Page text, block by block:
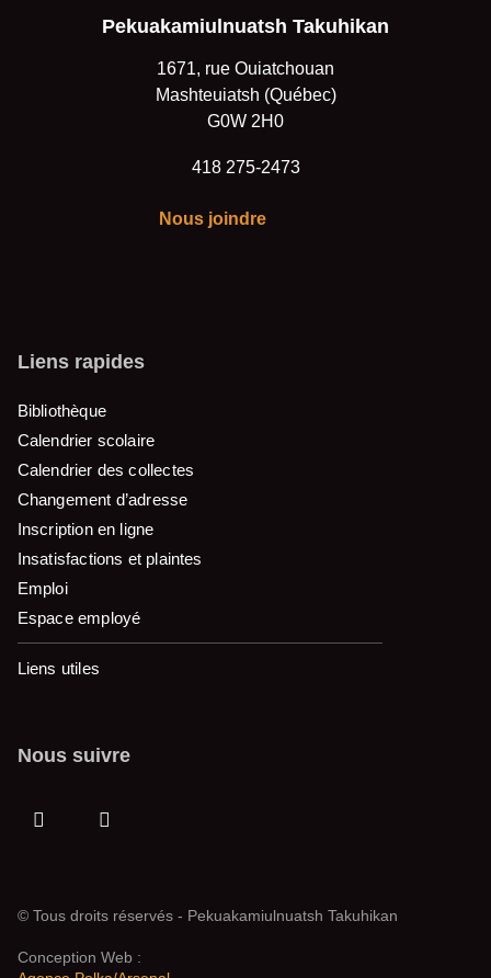
Pekuakamiulnuatsh Takuhikan
1671, rue Ouiatchouan
Mashteuiatsh (Québec)
G0W 2H0
418 275-2473
Nous joindre
Liens rapides
Bibliothèque
Calendrier scolaire
Calendrier des collectes
Changement d’adresse
Inscription en ligne
Insatisfactions et plaintes
Emploi
Espace employé
Liens utiles
Nous suivre
© Tous droits réservés - Pekuakamiulnuatsh Takuhikan
Conception Web :